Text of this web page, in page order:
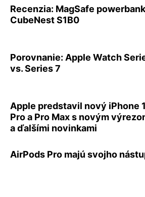
Recenzia: MagSafe
CubeNest S1B0
Porovnanie: Apple Watch
vs. Series 7
Apple predstavil nový iPhone
Pro a Pro Max s novým
a ďalšími novinkami
AirPods Pro majú svojho